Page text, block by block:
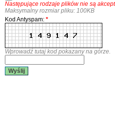
Następujące rodzaje plików nie są
Maksymalny rozmiar pliku: 100KB
Kod Antyspam: *
Wprowadź tutaj kod pokazany na górze.
Wyślij